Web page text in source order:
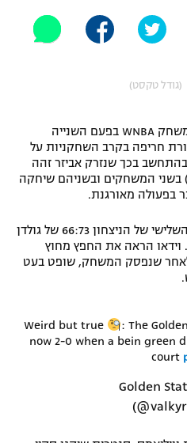
(גודל טקסט)
אביזר מין נזרק למגרש במהלך משחק WNBA בפעם השנייה
חריפה בקרב השחקניות על
בכך שנזרק אביזר זהה
בשני המשחקים ובשניהם שיחקה
בפעולה מאורגנת.
האירוע התרחש במהלך הרבע השלישי של הניצחון 66:73 של גולדן
וידאו הראה את החפץ מחוץ
שנפסק המשחק, שופט בעט
Weird but true : The
now 2-0 when a bein green
court
— Golden